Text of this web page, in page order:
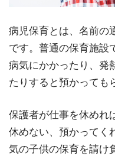
病児保育とは、名前の
です。普通の保育施設
病気にかかったり、発
たりすると預かっても
保護者が仕事を休めれ
休めない、預かってく
気の子供の保育を請け